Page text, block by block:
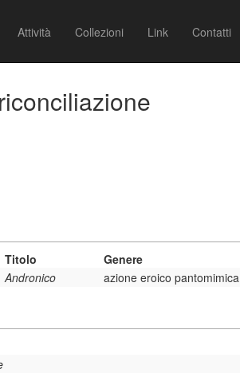
Attività Collezioni Link Contatti
Titolo Genere
Andronico azione eroico pantomimica